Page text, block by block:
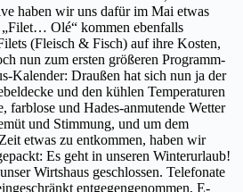
haben wir uns dafür im Mai etwas
Olé“ kommen ebenfalls
(Fleisch & Fisch) auf ihre Kosten,
nun zum ersten größeren Programm-
Kalender: Draußen hat sich nun ja der
und den kühlen Temperaturen
farblose und Hades-anmutende Wetter
und Stimmung, und um dem
etwas zu entkommen, haben wir
Es geht in unseren Winterurlaub!
Wirtshaus geschlossen. Telefonate
entgegengenommen, E-